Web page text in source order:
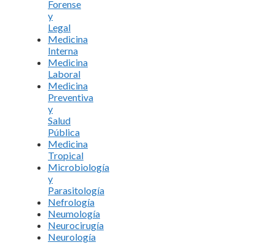
Forense
y
Legal
Medicina
Interna
Medicina
Laboral
Medicina
Preventiva
y
Salud
Pública
Medicina
Tropical
Microbiología
y
Parasitología
Nefrología
Neumología
Neurocirugía
Neurología